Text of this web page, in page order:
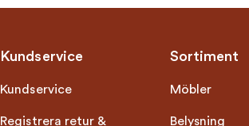
Kundservice
Kundservice
Registrera retur &
Sortiment
Möbler
Belysning